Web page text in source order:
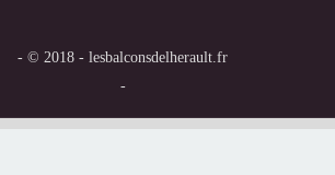
- © 2018 - lesbalconsdelherault.fr
-